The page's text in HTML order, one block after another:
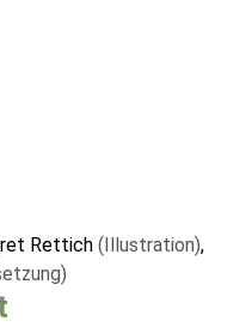
Rettich (Illustration),